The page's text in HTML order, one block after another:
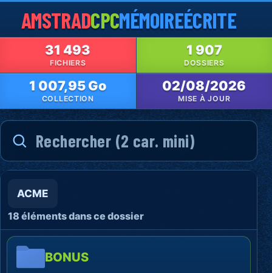
AMSTRADCPCMÉMOIREÉCRITE
31 493
FICHIERS
1 907
DOSSIERS
1 007,95 Go
COLLECTION
02/08/2026
MISE À JOUR
ACME
18 éléments dans ce dossier
BONUS